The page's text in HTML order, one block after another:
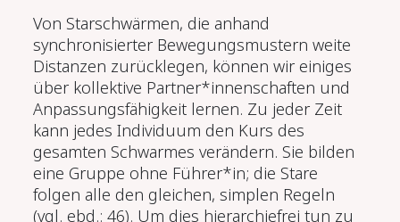
Von Starschwärmen, die anhand
synchronisierter Bewegungsmustern weite
Distanzen zurücklegen, können wir einiges
über kollektive Partner*innenschaften und
Anpassungsfähigkeit lernen. Zu jeder Zeit
kann jedes Individuum den Kurs des
gesamten Schwarmes verändern. Sie bilden
eine Gruppe ohne Führer*in; die Stare
folgen alle den gleichen, simplen Regeln
(vgl. ebd.: 46). Um dies hierar­chiefrei tun zu